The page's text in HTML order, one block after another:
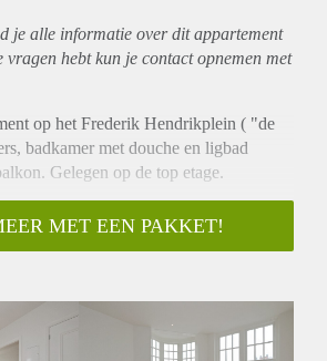
je alle informatie over ditappartement
hebt kun je contact opnemen met
op het Frederik Hendrikplein ( "de
badkamer met douche en ligbad
Gelegen op de top etage.
opgang met intercominstallatie.
een inloopdouche en ligbad.
voorzien van dubbel glas en
MET EEN PAKKET!